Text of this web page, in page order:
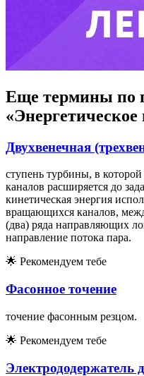
Еще термины по
Двухвенечная
ступень турбины, в
каналов расширяется до
кинетическая энергия
вращающихся каналов,
(два) ряда направляющих
направление потока пара.
🌟 Рекомендуем тебе
Фасонное точение
точение фасонным резцом.
🌟 Рекомендуем тебе
Электрододержатель